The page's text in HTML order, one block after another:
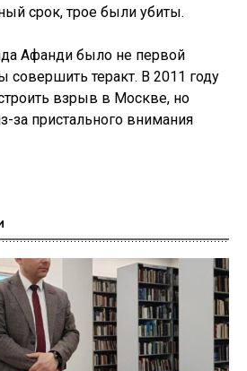
срок, трое были убиты.
Афанди было не первой
совершить теракт. В 2011 году
взрыв в Москве, но
за пристального внимания